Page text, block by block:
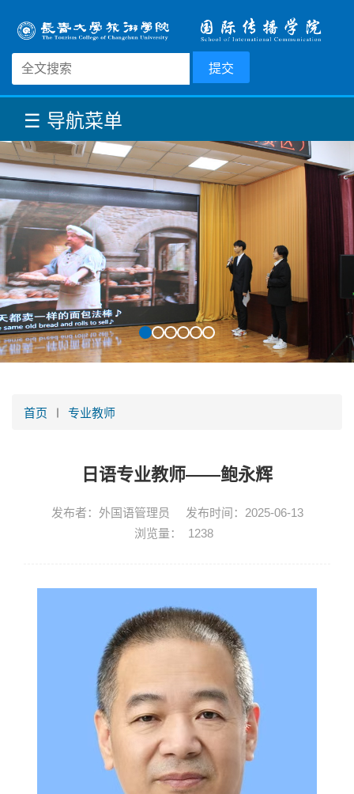
☰ 导航菜单
首页 专业教师
日语专业教师——鲍永辉
发布者：外国语管理员
发布时间：2025-06-13
浏览量：
1238